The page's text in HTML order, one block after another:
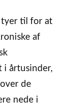
tyer til for at
af
i årtusinder,
de
nede i